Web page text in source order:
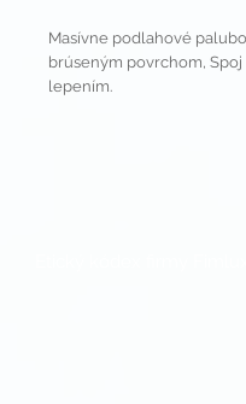
Masívne podlahové
brúseným povrchom,
lepením.